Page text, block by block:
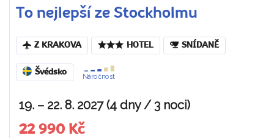
To nejlepší ze Stockholmu
Z KRAKOVA HOTEL SNÍDANĚ
Švédsko
Náročnost
19. – 22. 8. 2027 (4 dny / 3 noci)
22 990 Kč